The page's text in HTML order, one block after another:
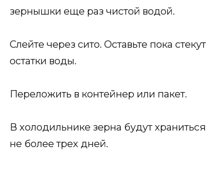
зернышки еще раз чистой водой.
Слейте через сито. Оставьте пока стекут
остатки воды.
Переложить в контейнер или пакет.
В холодильнике зерна будут храниться
не более трех дней.